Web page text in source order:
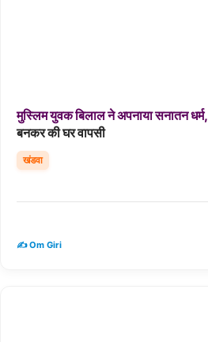
मुस्लिमयुवकबिलालनेअपनायासनातनधर्म,
बनकर की घर वापसी
खंडवा
✍️ Om Giri